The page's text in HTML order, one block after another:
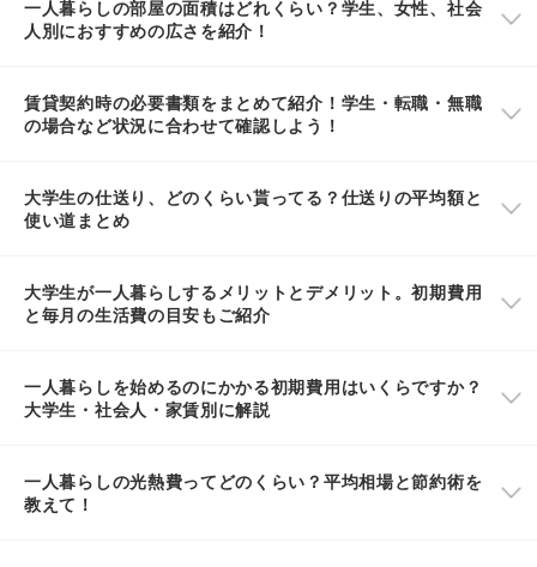
一人暮らしの部屋の面積はどれくらい？学生、女性、社会
人別におすすめの広さを紹介！
賃貸契約時の必要書類をまとめて紹介！学生・転職・無職
の場合など状況に合わせて確認しよう！
大学生の仕送り、どのくらい貰ってる？仕送りの平均額と
使い道まとめ
大学生が一人暮らしするメリットとデメリット。初期費用
と毎月の生活費の目安もご紹介
一人暮らしを始めるのにかかる初期費用はいくらですか？
大学生・社会人・家賃別に解説
一人暮らしの光熱費ってどのくらい？平均相場と節約術を
教えて！